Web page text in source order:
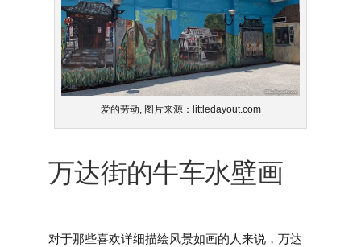
爱的劳动, 图片来源：littledayout.com
万达街的牛车水壁画
对于那些喜欢详细描绘风景如画的人来说，万达